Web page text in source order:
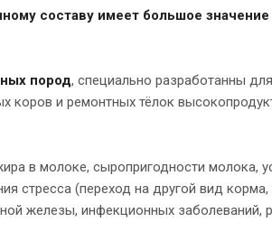
составу имеет большое
пород, специально разработанны для
коров и ремонтных тёлок
в молоке, сыропригодности молока,
стресса (переход на другой вид
железы, инфекционных заболеваний,